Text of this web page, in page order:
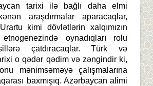
tarixi ilə bağlı daha elmi
araşdırmalar aparacaqlar,
kimi dövlətlərin xalqımızın
oynadıqları rolu
çatdıracaqlar. Türk və
o qədər qədim və zəngindir ki,
mənimsəməyə çalışmalarına
baxmışıq. Azərbaycan alimi